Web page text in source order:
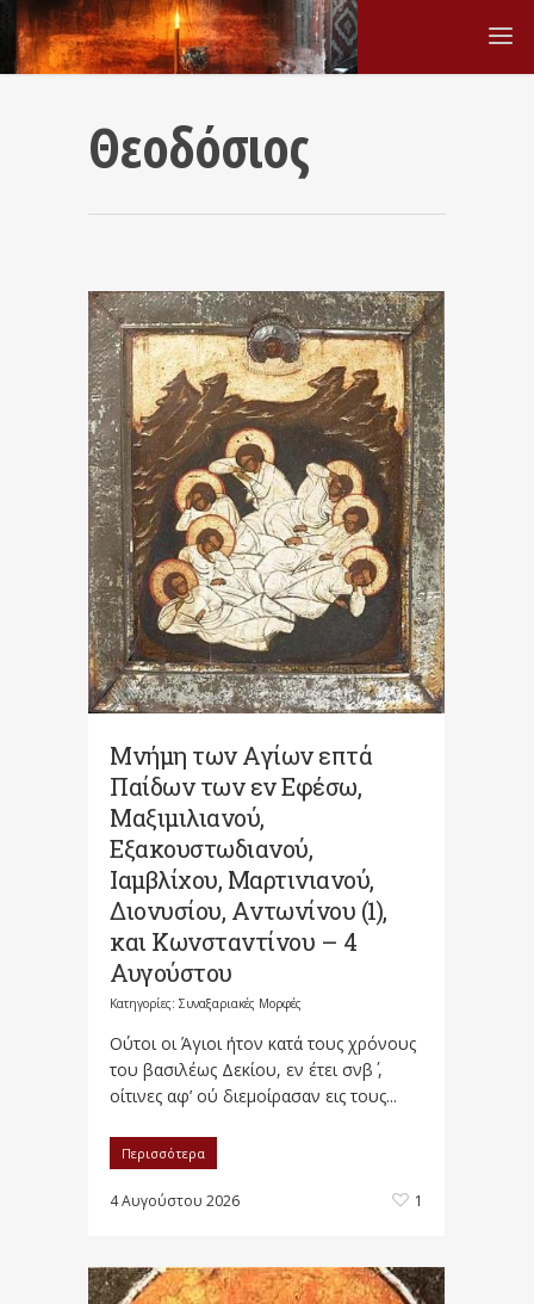
Θεοδόσιος
Μνήμη των Aγίων επτά
Παίδων των εν Eφέσω,
Mαξιμιλιανού,
Eξακουστωδιανού,
Iαμβλίχου, Mαρτινιανού,
Διονυσίου, Aντωνίνου (1),
και Kωνσταντίνου – 4
Αυγούστου
Κατηγορίες: Συναξαριακές Μορφές
Oύτοι οι Άγιοι ήτον κατά τους χρόνους
του βασιλέως Δεκίου, εν έτει σνβ΄ ,
οίτινες αφ’ ού διεμοίρασαν εις τους...
Περισσότερα
4 Αυγούστου 2026 1